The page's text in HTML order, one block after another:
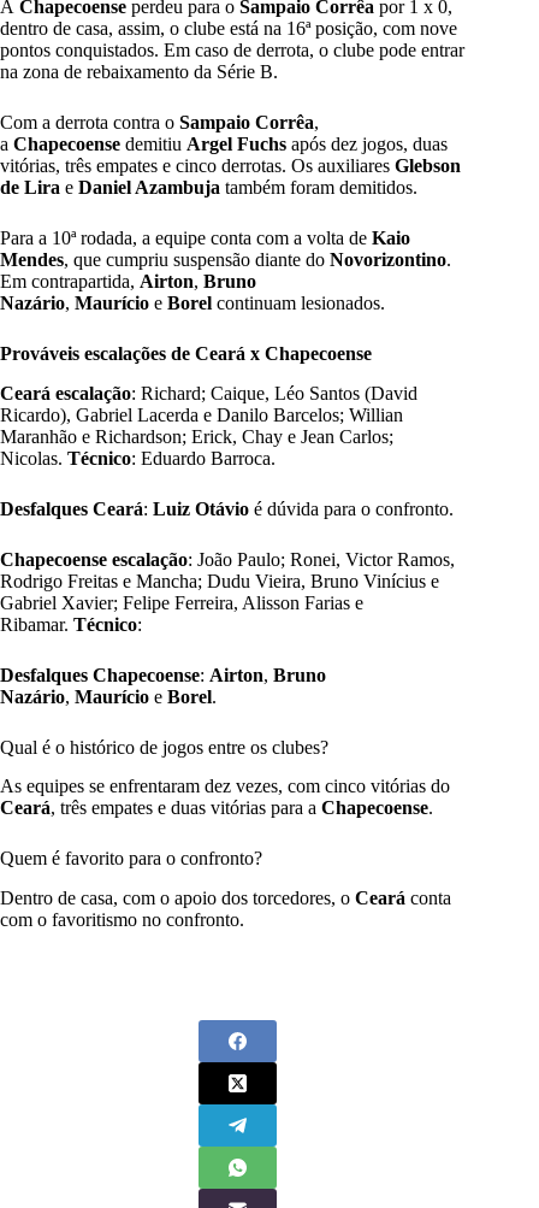
A Chapecoense perdeu para o Sampaio Corrêa por 1 x 0,
dentro de casa, assim, o clube está na 16ª posição, com nove
pontos conquistados. Em caso de derrota, o clube pode entrar
na zona de rebaixamento da Série B.
Com a derrota contra o Sampaio Corrêa,
a Chapecoense demitiu Argel Fuchs após dez jogos, duas
vitórias, três empates e cinco derrotas. Os auxiliares Glebson
de Lira e Daniel Azambuja também foram demitidos.
Para a 10ª rodada, a equipe conta com a volta de Kaio
Mendes, que cumpriu suspensão diante do Novorizontino.
Em contrapartida, Airton, Bruno
Nazário, Maurício e Borel continuam lesionados.
Prováveis escalações de Ceará x Chapecoense
Ceará escalação: Richard; Caique, Léo Santos (David
Ricardo), Gabriel Lacerda e Danilo Barcelos; Willian
Maranhão e Richardson; Erick, Chay e Jean Carlos;
Nicolas. Técnico: Eduardo Barroca.
Desfalques Ceará: Luiz Otávio é dúvida para o confronto.
Chapecoense escalação: João Paulo; Ronei, Victor Ramos,
Rodrigo Freitas e Mancha; Dudu Vieira, Bruno Vinícius e
Gabriel Xavier; Felipe Ferreira, Alisson Farias e
Ribamar. Técnico:
Desfalques Chapecoense: Airton, Bruno
Nazário, Maurício e Borel.
Qual é o histórico de jogos entre os clubes?
As equipes se enfrentaram dez vezes, com cinco vitórias do
Ceará, três empates e duas vitórias para a Chapecoense.
Quem é favorito para o confronto?
Dentro de casa, com o apoio dos torcedores, o Ceará conta
com o favoritismo no confronto.